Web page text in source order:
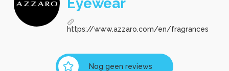
Eyewear
https://www.azzaro.com/en/fragrances
Nog geen reviews